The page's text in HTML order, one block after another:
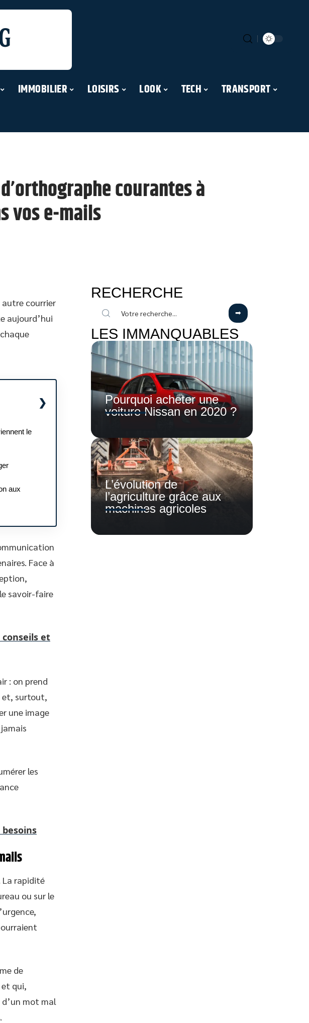
IMMOBILIER LOISIRS LOOK TECH TRANSPORT
courantes à
vos e-mails
autre courrier
aujourd’hui
le
aux
Face à
savoir-faire
et
: on prend
et, surtout,
une image
les
La rapidité
ou sur le
de
qui,
mot mal
RECHERCHE
LES IMMANQUABLES
Pourquoi acheter une
voiture Nissan en 2020 ?
L’évolution de
l’agriculture grâce aux
machines agricoles